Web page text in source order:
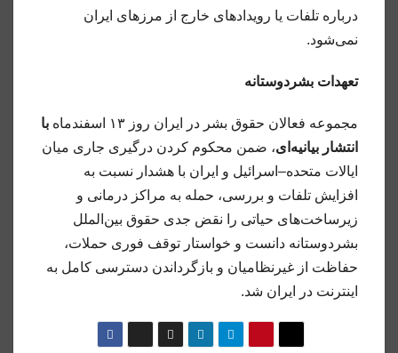
درباره تلفات یا رویدادهای خارج از مرزهای ایران
نمی‌شود.
تعهدات بشردوستانه
مجموعه فعالان حقوق بشر در ایران روز ۱۳ اسفندماه
با
انتشار بیانیه‌ای، ضمن محکوم کردن درگیری جاری میان
ایالات متحده–اسرائیل و ایران با هشدار نسبت به
افزایش تلفات و بررسی، حمله به مراکز درمانی و
زیرساخت‌های حیاتی را نقض جدی حقوق بین‌الملل
بشردوستانه دانست و خواستار توقف فوری حملات،
حفاظت از غیرنظامیان و بازگرداندن دسترسی کامل به
اینترنت در ایران شد.